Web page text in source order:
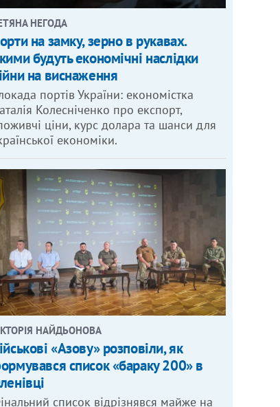
НЕГОДА
на замку, зерно в рукавах.
будуть економічні наслідки
на виснаження
портів України: економістка
Колесніченко про експорт,
ціни, курс долара та шанси для
економіки.
НАЙДЬОНОВА
«Азову» розповіли, як
список «бараку 200» в
список відрізнявся майже на